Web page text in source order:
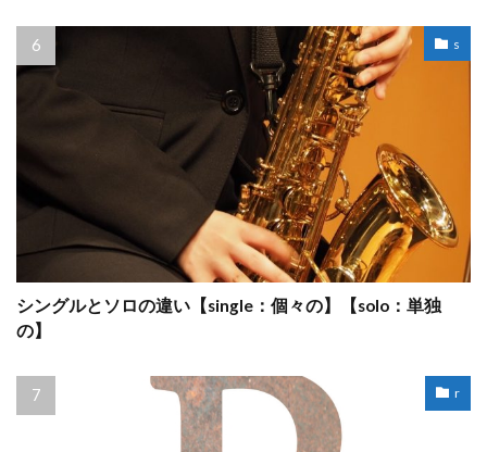
s
シングルとソロの違い【single：個々の】【solo：単独
の】
r